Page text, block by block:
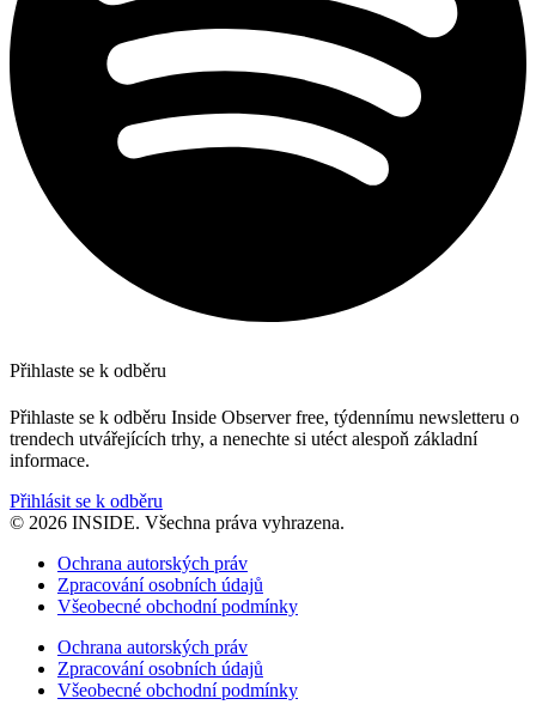
Přihlaste se k odběru
Přihlaste se k odběru Inside Observer free, týdennímu newsletteru o
trendech utvářejících trhy, a nenechte si utéct alespoň základní
informace.
Přihlásit se k odběru
© 2026 INSIDE. Všechna práva vyhrazena.
Ochrana autorských práv
Zpracování osobních údajů
Všeobecné obchodní podmínky
Ochrana autorských práv
Zpracování osobních údajů
Všeobecné obchodní podmínky